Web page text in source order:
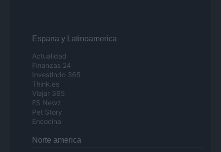
Espana y Latinoamerica
Actualidad
Finanzas 24
Investindo 365
Think.es
Viajar 365
ES Newz
Pet Story
Encocina
Norte america